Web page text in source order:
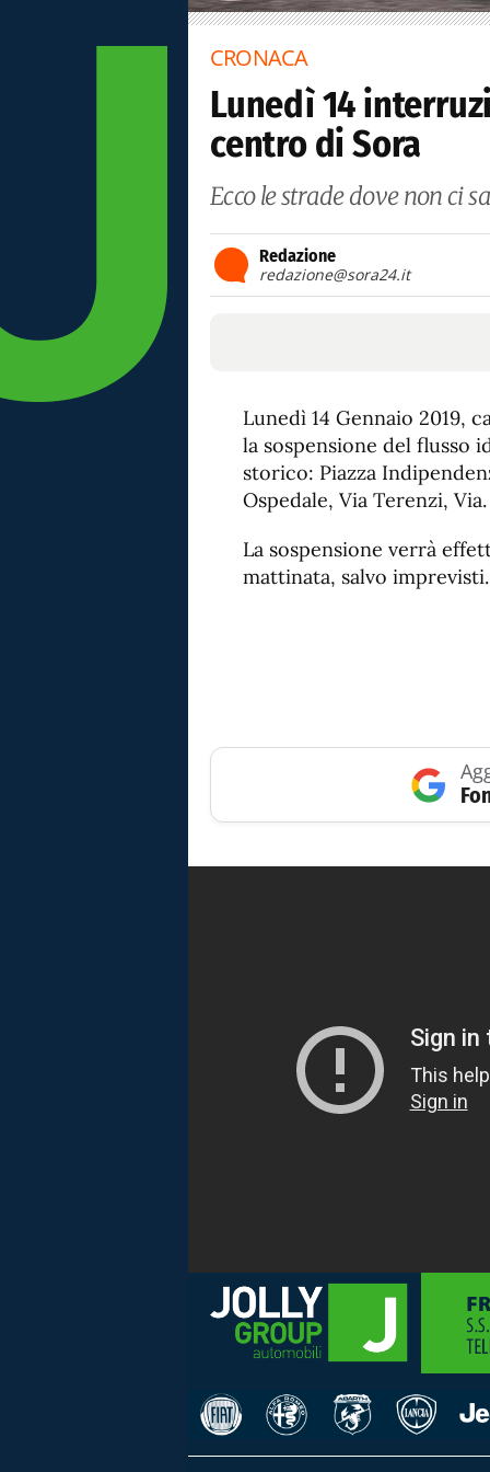
CRONACA
Lunedì 14
centro di Sora
Ecco le strade dove non ci
Redazione
redazione@sora24.it
Lunedì 14 Gennaio 2019,
la sospensione del flusso
storico: Piazza
Ospedale, Via Terenzi,
La sospensione verrà
mattinata, salvo imprevisti.